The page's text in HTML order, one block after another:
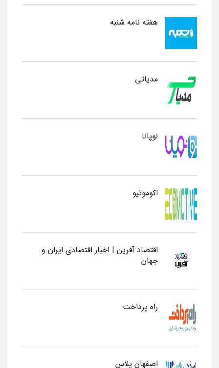
هفته نامه شنبه
مدیاتی
نوپانا
اکوموتیو
اقتصاد آفرین | اخبار اقتصادی ایران و
جهان
راه پرداخت
اصفهان پلاس